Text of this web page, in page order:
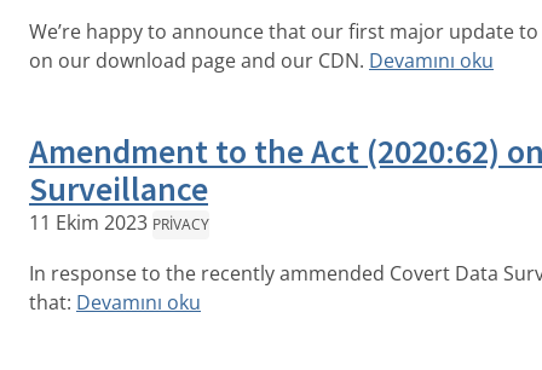
We’re happy to announce that our first major update
on our download page and our CDN. Devamını oku
Amendment to the Act (2020:62)
Surveillance
11 Ekim 2023 PRIVACY
In response to the recently ammended Covert Data
that: Devamını oku